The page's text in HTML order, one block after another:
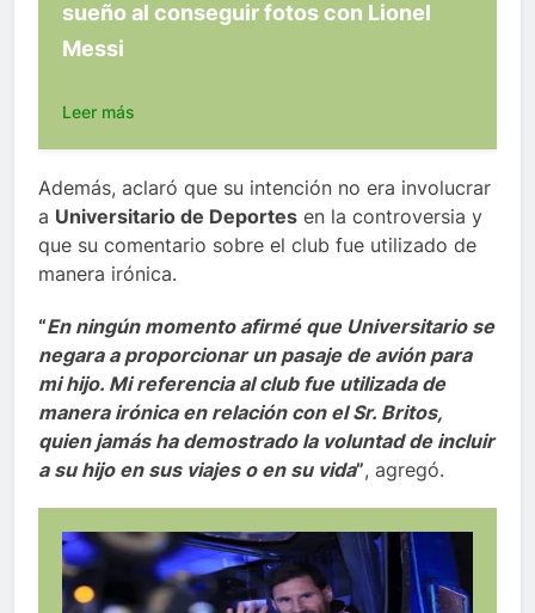
sueño al conseguir fotos con Lionel
Messi
Leer más
Además, aclaró que su intención no era involucrar
a Universitario de Deportes en la controversia y
que su comentario sobre el club fue utilizado de
manera irónica.
“En ningún momento afirmé que Universitario se
negara a proporcionar un pasaje de avión para
mi hijo. Mi referencia al club fue utilizada de
manera irónica en relación con el Sr. Britos,
quien jamás ha demostrado la voluntad de incluir
a su hijo en sus viajes o en su vida”, agregó.